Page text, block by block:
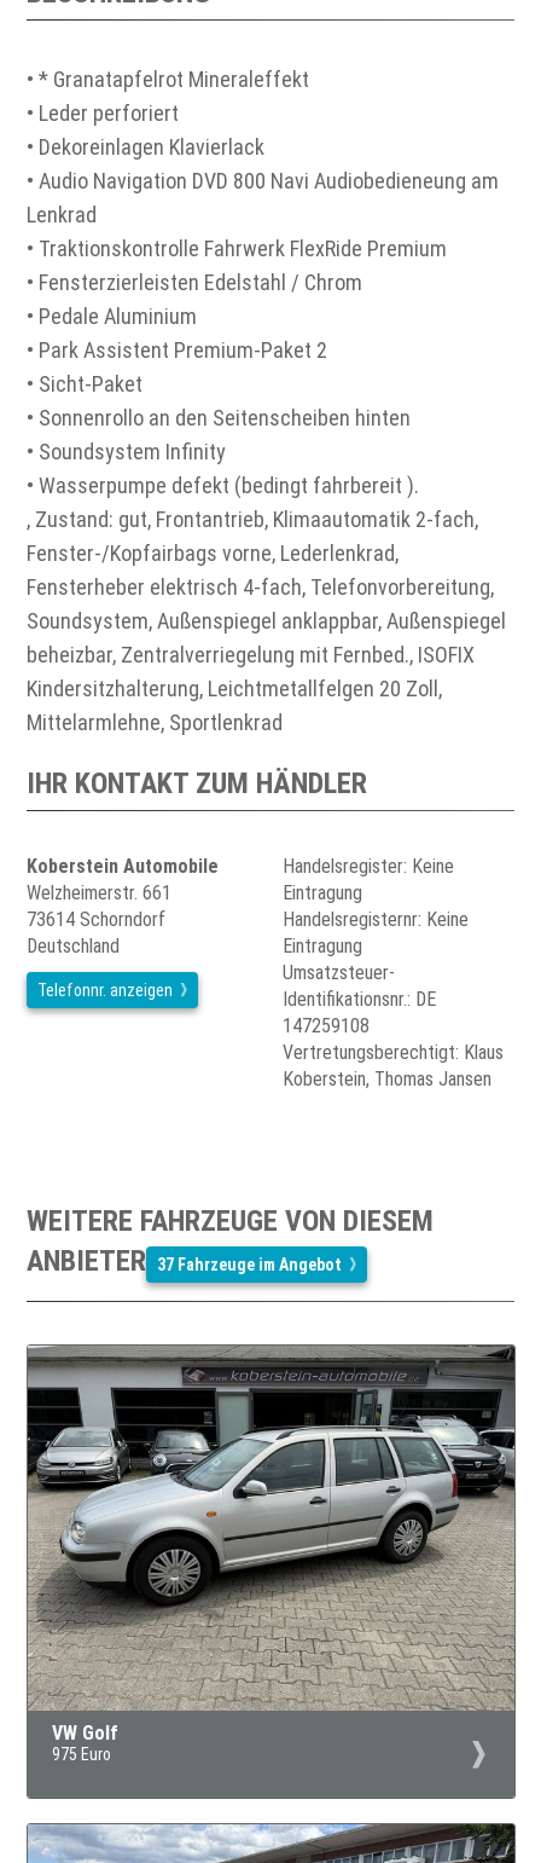
• * Granatapfelrot Mineraleffekt
• Leder perforiert
• Dekoreinlagen Klavierlack
• Audio Navigation DVD 800 Navi Audiobedieneung am
Lenkrad
• Traktionskontrolle Fahrwerk FlexRide Premium
• Fensterzierleisten Edelstahl / Chrom
• Pedale Aluminium
• Park Assistent Premium-Paket 2
• Sicht-Paket
• Sonnenrollo an den Seitenscheiben hinten
• Soundsystem Infinity
• Wasserpumpe defekt (bedingt fahrbereit ).
, Zustand: gut, Frontantrieb, Klimaautomatik 2-fach,
Fenster-/Kopfairbags vorne, Lederlenkrad,
Fensterheber elektrisch 4-fach, Telefonvorbereitung,
Soundsystem, Außenspiegel anklappbar, Außenspiegel
beheizbar, Zentralverriegelung mit Fernbed., ISOFIX
Kindersitzhalterung, Leichtmetallfelgen 20 Zoll,
Mittelarmlehne, Sportlenkrad
IHR KONTAKT ZUM HÄNDLER
Koberstein Automobile
Welzheimerstr. 661
73614 Schorndorf
Deutschland
Telefonnr. anzeigen
Handelsregister: Keine
Eintragung
Handelsregisternr: Keine
Eintragung
Umsatzsteuer-
Identifikationsnr.: DE
147259108
Vertretungsberechtigt: Klaus
Koberstein, Thomas Jansen
WEITERE FAHRZEUGE VON DIESEM
ANBIETER 37 Fahrzeuge im Angebot
VW Golf
975 Euro